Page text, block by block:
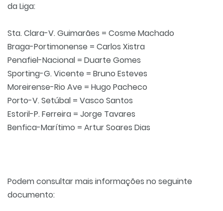
da Liga:
Sta. Clara-V. Guimarães = Cosme Machado
Braga-Portimonense = Carlos Xistra
Penafiel-Nacional = Duarte Gomes
Sporting-G. Vicente = Bruno Esteves
Moreirense-Rio Ave = Hugo Pacheco
Porto-V. Setúbal = Vasco Santos
Estoril-P. Ferreira = Jorge Tavares
Benfica-Marítimo = Artur Soares Dias
Podem consultar mais informações no seguinte
documento: